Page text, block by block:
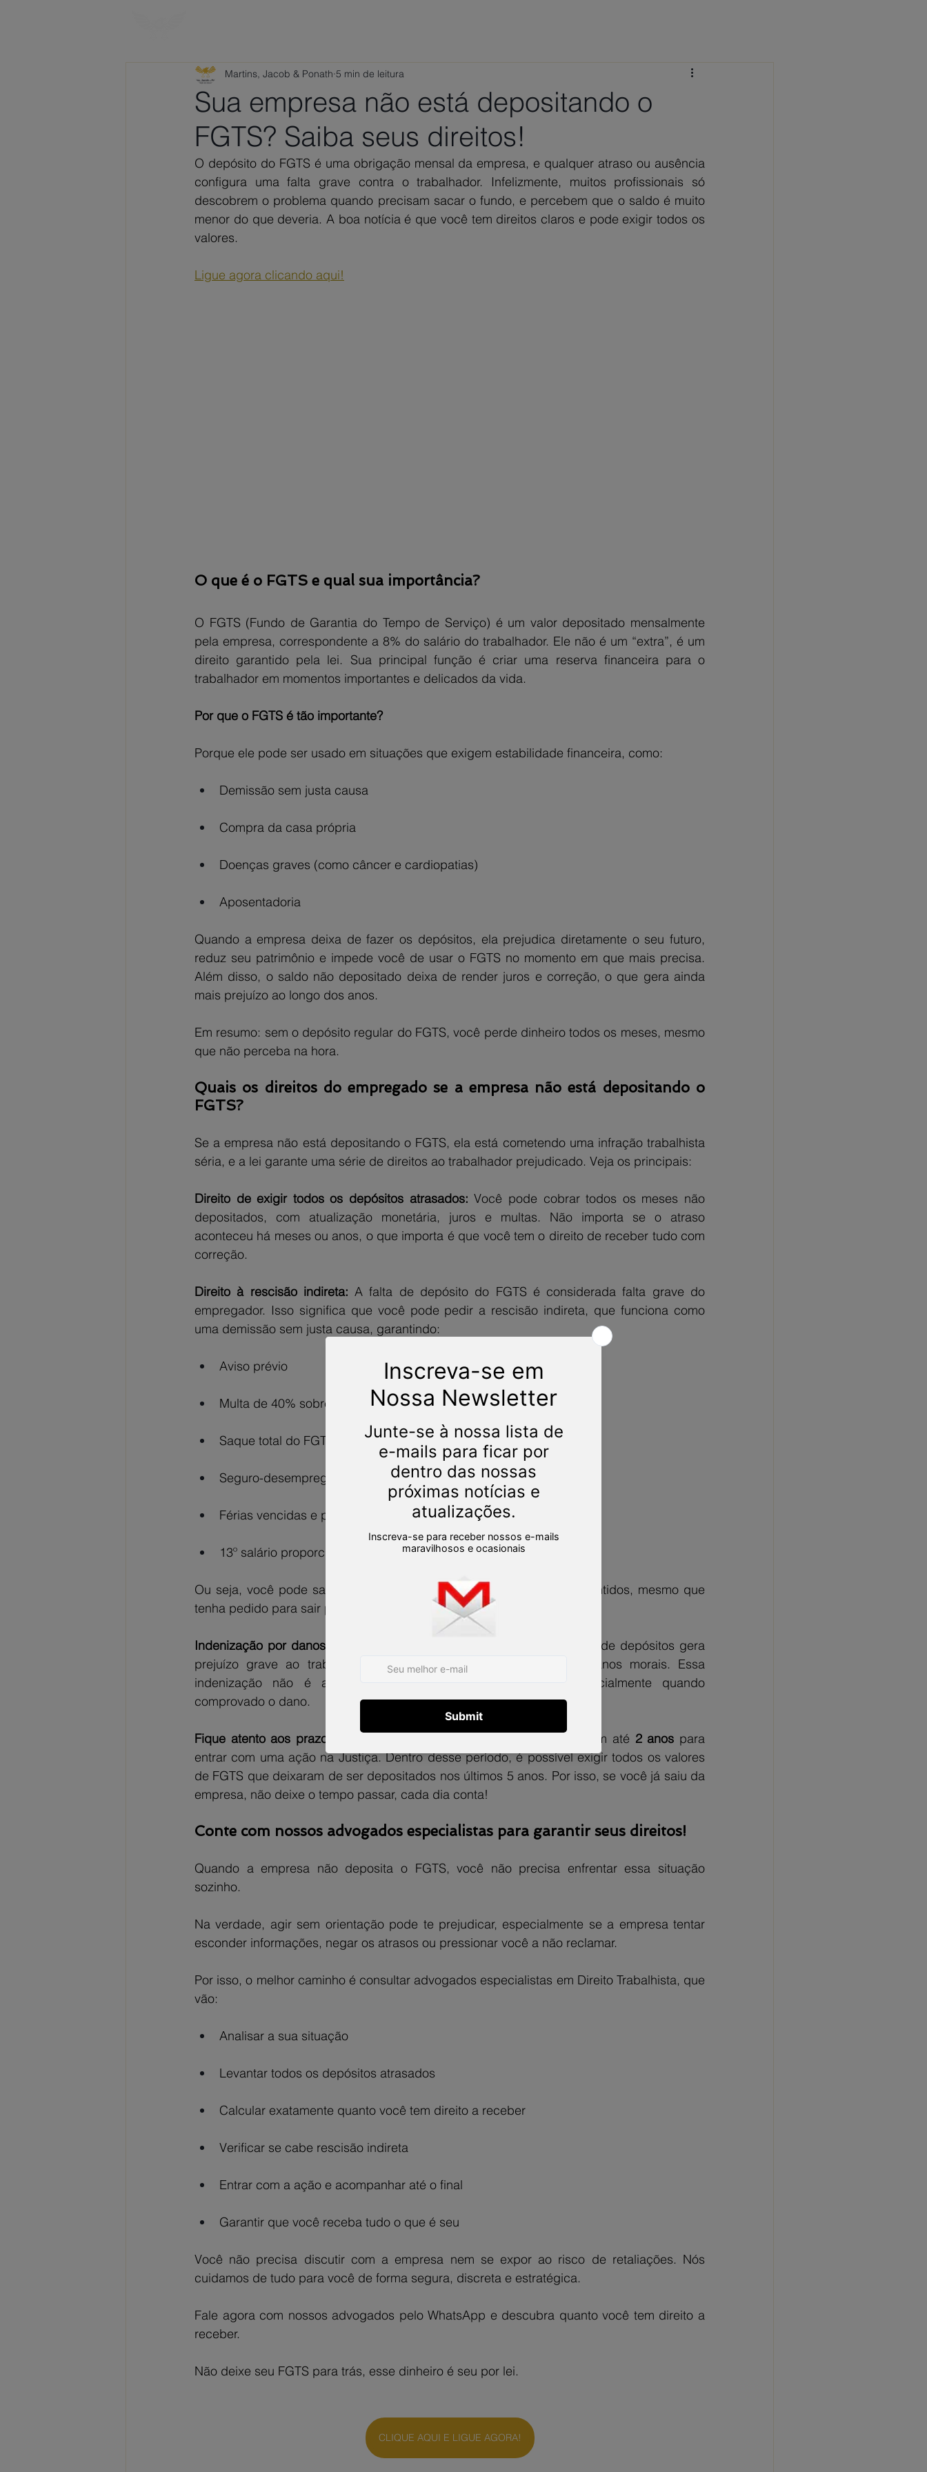
Sua empresa não está depositando o
FGTS? Saiba seus direitos!
Martins, Jacob & Ponath 5 min de leitura
O depósito do FGTS é uma obrigação mensal da empresa, e qualquer atraso ou ausência
configura uma falta grave contra o trabalhador. Infelizmente, muitos profissionais só
descobrem o problema quando precisam sacar o fundo, e percebem que o saldo é muito
menor do que deveria. A boa notícia é que você tem direitos claros e pode exigir todos os
valores.
Ligue agora clicando aqui!
O que é o FGTS e qual sua importância?
O FGTS (Fundo de Garantia do Tempo de Serviço) é um valor depositado mensalmente
pela empresa, correspondente a 8% do salário do trabalhador. Ele não é um “extra”, é um
direito garantido pela lei. Sua principal função é criar uma reserva financeira para o
trabalhador em momentos importantes e delicados da vida.
Por que o FGTS é tão importante?
Porque ele pode ser usado em situações que exigem estabilidade financeira, como:
Demissão sem justa causa
Compra da casa própria
Doenças graves (como câncer e cardiopatias)
Aposentadoria
Quando a empresa deixa de fazer os depósitos, ela prejudica diretamente o seu futuro,
reduz seu patrimônio e impede você de usar o FGTS no momento em que mais precisa.
Além disso, o saldo não depositado deixa de render juros e correção, o que gera ainda
mais prejuízo ao longo dos anos.
Em resumo: sem o depósito regular do FGTS, você perde dinheiro todos os meses, mesmo
que não perceba na hora.
Quais os direitos do empregado se a empresa não está depositando o
FGTS?
Se a empresa não está depositando o FGTS, ela está cometendo uma infração trabalhista
séria, e a lei garante uma série de direitos ao trabalhador prejudicado. Veja os principais:
Direito de exigir todos os depósitos atrasados: Você pode cobrar todos os meses não
depositados, com atualização monetária, juros e multas. Não importa se o atraso
aconteceu há meses ou anos, o que importa é que você tem o direito de receber tudo com
correção.
Direito à rescisão indireta: A falta de depósito do FGTS é considerada falta grave do
empregador. Isso significa que você pode pedir a rescisão indireta, que funciona como
uma demissão sem justa causa, garantindo:
Aviso prévio
Multa de 40% sobre o FGTS
Saque total do FGTS
Seguro-desemprego
Férias vencidas e proporcionais + 1/3
13º salário proporcional
Ou seja, você pode sair da empresa com todos os seus direitos garantidos, mesmo que
tenha pedido para sair por causa do erro da empresa.
Indenização por danos morais (em casos específicos):
Quando a falta de depósitos gera
prejuízo grave ao trabalhador, é possível pedir indenização por danos morais. Essa
indenização não é automática, mas pode ser conquistada judicialmente quando
comprovado o dano.
Fique atento aos prazos: após o fim do contrato de trabalho, você tem até 2 anos para
entrar com uma ação na Justiça. Dentro desse período, é possível exigir todos os valores
de FGTS que deixaram de ser depositados nos últimos 5 anos. Por isso, se você já saiu da
empresa, não deixe o tempo passar, cada dia conta!
Conte com nossos advogados especialistas para garantir seus direitos!
Quando a empresa não deposita o FGTS, você não precisa enfrentar essa situação
sozinho.
Na verdade, agir sem orientação pode te prejudicar, especialmente se a empresa tentar
esconder informações, negar os atrasos ou pressionar você a não reclamar.
Por isso, o melhor caminho é consultar advogados especialistas em Direito Trabalhista, que
vão:
Analisar a sua situação
Levantar todos os depósitos atrasados
Calcular exatamente quanto você tem direito a receber
Verificar se cabe rescisão indireta
Entrar com a ação e acompanhar até o final
Garantir que você receba tudo o que é seu
Você não precisa discutir com a empresa nem se expor ao risco de retaliações. Nós
cuidamos de tudo para você de forma segura, discreta e estratégica.
Fale agora com nossos advogados pelo WhatsApp e descubra quanto você tem direito a
receber.
Não deixe seu FGTS para trás, esse dinheiro é seu por lei.
CLIQUE AQUI E LIGUE AGORA!